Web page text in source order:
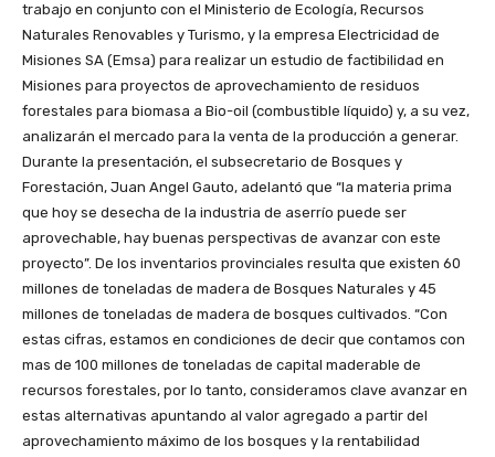
trabajo en conjunto con el Ministerio de Ecología, Recursos
Naturales Renovables y Turismo, y la empresa Electricidad de
Misiones SA (Emsa) para realizar un estudio de factibilidad en
Misiones para proyectos de aprovechamiento de residuos
forestales para biomasa a Bio-oil (combustible líquido) y, a su vez,
analizarán el mercado para la venta de la producción a generar.
Durante la presentación, el subsecretario de Bosques y
Forestación, Juan Angel Gauto, adelantó que “la materia prima
que hoy se desecha de la industria de aserrío puede ser
aprovechable, hay buenas perspectivas de avanzar con este
proyecto”. De los inventarios provinciales resulta que existen 60
millones de toneladas de madera de Bosques Naturales y 45
millones de toneladas de madera de bosques cultivados. “Con
estas cifras, estamos en condiciones de decir que contamos con
mas de 100 millones de toneladas de capital maderable de
recursos forestales, por lo tanto, consideramos clave avanzar en
estas alternativas apuntando al valor agregado a partir del
aprovechamiento máximo de los bosques y la rentabilidad